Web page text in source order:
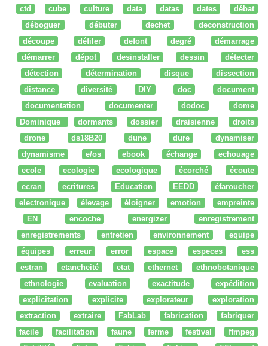
ctd
cube culture data datas dates
débat
déboguer
débuter dechet
deconstruction
découpe
défiler defont degré
démarrage
démarrer
dépot desinstaller dessin
détecter
détection
détermination disque
dissection
distance
diversité DIY doc
document
documentation
documenter dodoc
dome
Dominique
dormants dossier draisienne
droits
drone
ds18B20 dune dure
dynamiser
dynamisme
e/os ebook échange
echouage
ecole
ecologie ecologique écorché
écoute
ecran
ecritures Education EEDD
éfaroucher
electronique
élevage éloigner emotion
empreinte
EN
encoche energizer
enregistrement
enregistrements
entretien environnement
equipe
équipes
erreur error espace especes
ess
estran
etancheité etat ethernet
ethnobotanique
ethnologie
evaluation exactitude
expédition
explicitation
explicite explorateur
exploration
extraction
extraire FabLab fabrication
fabriquer
facile
facilitation faune ferme festival
ffmpeg